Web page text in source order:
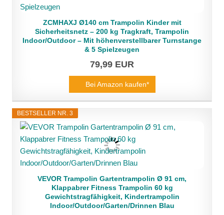
ZCMHAXJ Ø140 cm Trampolin Kinder mit
Sicherheitsnetz – 200 kg Tragkraft, Trampolin
Indoor/Outdoor – Mit höhenverstellbarer Turnstange
& 5 Spielzeugen
79,99 EUR
Bei Amazon kaufen*
BESTSELLER NR. 3
VEVOR Trampolin Gartentrampolin Ø 91 cm,
Klappabrer Fitness Trampolin 60 kg
Gewichtstragfähigkeit, Kindertrampolin
Indoor/Outdoor/Garten/Drinnen Blau